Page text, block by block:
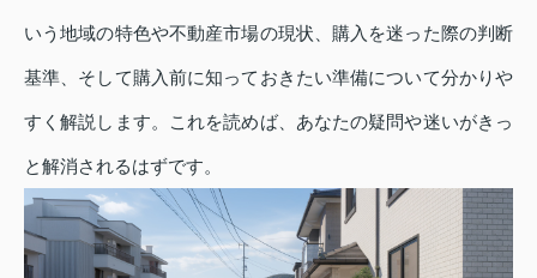
いう地域の特色や不動産市場の現状、購入を迷った際の判断
基準、そして購入前に知っておきたい準備について分かりや
すく解説します。これを読めば、あなたの疑問や迷いがきっ
と解消されるはずです。